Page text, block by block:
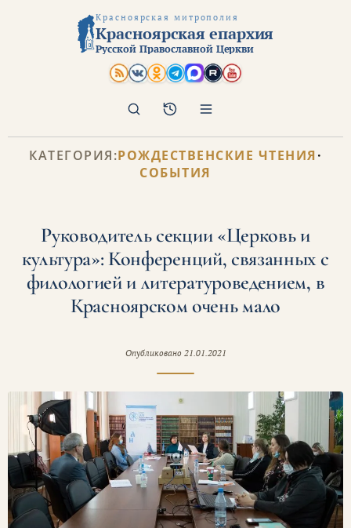
Красноярская митрополия
Красноярская епархия
Русской Православной Церкви
Архив
Поиск
КАТЕГОРИЯ:РОЖДЕСТВЕНСКИЕ ЧТЕНИЯ·
СОБЫТИЯ
Руководитель секции «Церковь и
культура»: Конференций, связанных с
филологией и литературоведением, в
Красноярском очень мало
Опубликовано 21.01.2021